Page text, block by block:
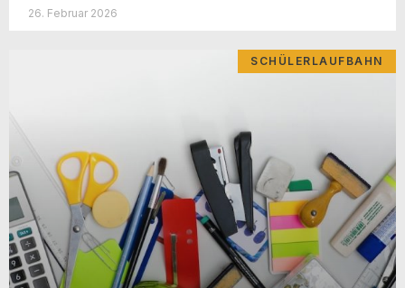
26. Februar 2026
SCHÜLERLAUFBAHN